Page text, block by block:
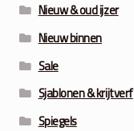
Nieuw & oud ijzer
Nieuw binnen
Sale
Sjablonen & krijtverf
Spiegels